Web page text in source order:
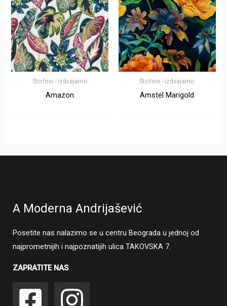
Štofovi - izdvajamo
Amazon
Štofovi - izdvajamo
Amstel Marigold
A Moderna Andrijašević
Posetite nas nalazimo se u centru Beograda u jednoj od
najprometnijih i najpoznatijih ulica TAKOVSKA 7.
ZAPRATITE NAS